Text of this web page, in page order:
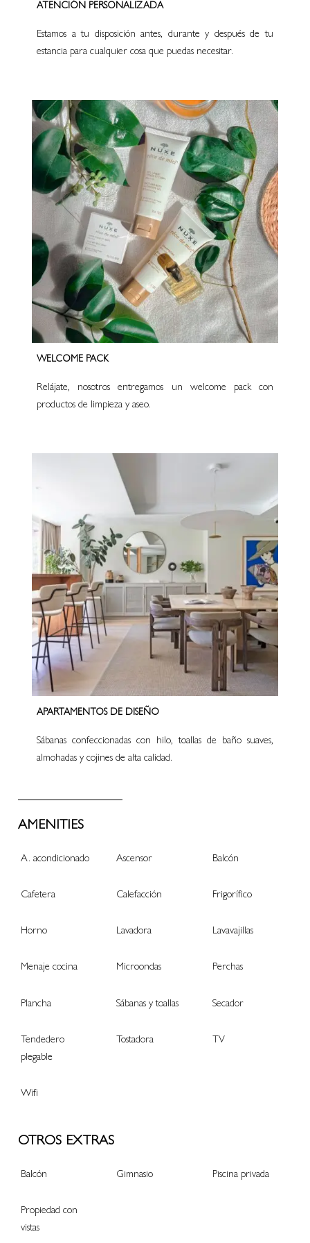
ATENCIÓN PERSONALIZADA
Estamos a tu disposición antes, durante y después de tu
estancia para cualquier cosa que puedas necesitar.
WELCOME PACK
Relájate, nosotros entregamos un welcome pack con
productos de limpieza y aseo.
APARTAMENTOS DE DISEÑO
Sábanas confeccionadas con hilo, toallas de baño suaves,
almohadas y cojines de alta calidad.
AMENITIES
A. acondicionado Ascensor Balcón
Cafetera Calefacción Frigorífico
Horno Lavadora Lavavajillas
Menaje cocina Microondas Perchas
Plancha Sábanas y toallas Secador
Tendedero
plegable
Tostadora TV
Wifi
OTROS EXTRAS
Balcón Gimnasio Piscina privada
Propiedad con
vistas